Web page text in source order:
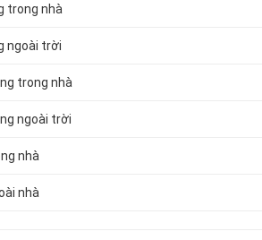
trong nhà
ngoài trời
trong nhà
ngoài trời
nhà
nhà